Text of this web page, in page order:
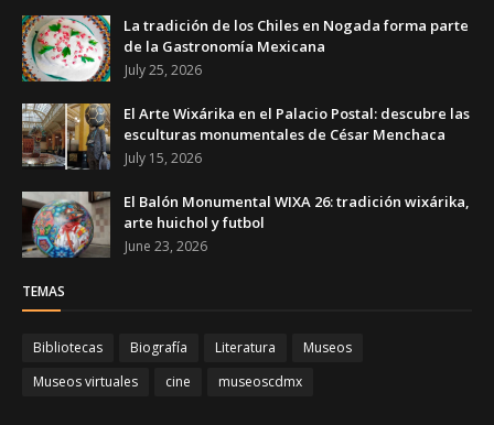
La tradición de los Chiles en Nogada forma parte
de la Gastronomía Mexicana
July 25, 2026
El Arte Wixárika en el Palacio Postal: descubre las
esculturas monumentales de César Menchaca
July 15, 2026
El Balón Monumental WIXA 26: tradición wixárika,
arte huichol y futbol
June 23, 2026
TEMAS
Bibliotecas Biografía Literatura
Museos
Museos virtuales
cine museoscdmx